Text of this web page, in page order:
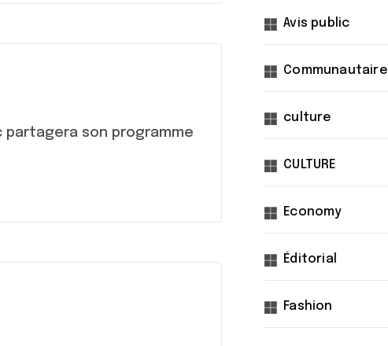
Avis public
Communautaire
culture
CULTURE
Economy
Éditorial
Fashion